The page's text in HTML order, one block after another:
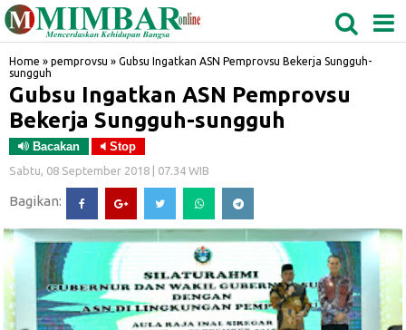
BIDANGRO
Home » pemprovsu » Gubsu Ingatkan ASN Pemprovsu Bekerja Sungguh-
sungguh
Gubsu Ingatkan ASN Pemprovsu
Bekerja Sungguh-sungguh
Bacakan Stop
Sabtu, 08 September 2018 | 07.34 WIB
Bagikan: